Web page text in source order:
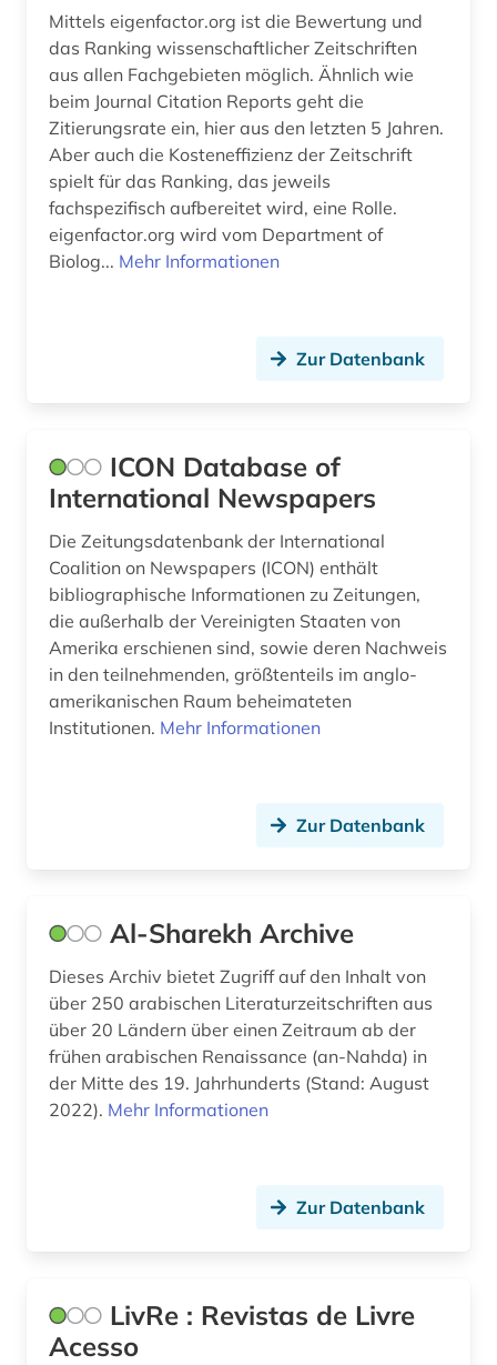
presse (2)
pressestimme (1)
primärquelle (1)
publikumszeitschrift (1)
publizistik (1)
redaktion (2)
regierung (1)
regionalbibliografie (1)
reiseliteratur (1)
religion (1)
rundfunk (1)
samisdat (1)
schweden (1)
schweiz (2)
singapur (1)
sowjetunion (1)
sozialgeschichte (1)
spanische philologie (1)
Mittels eigenfactor.org ist die Bewertung und
das Ranking wissenschaftlicher Zeitschriften
aus allen Fachgebieten möglich. Ähnlich wie
beim Journal Citation Reports geht die
Zitierungsrate ein, hier aus den letzten 5 Jahren.
Aber auch die Kosteneffizienz der Zeitschrift
spielt für das Ranking, das jeweils
fachspezifisch aufbereitet wird, eine Rolle.
eigenfactor.org wird vom Department of
Biolog... Mehr Informationen
Zur Datenbank
ICON Database of
International Newspapers
Die Zeitungsdatenbank der International
Coalition on Newspapers (ICON) enthält
bibliographische Informationen zu Zeitungen,
die außerhalb der Vereinigten Staaten von
Amerika erschienen sind, sowie deren Nachweis
in den teilnehmenden, größtenteils im anglo-
amerikanischen Raum beheimateten
Institutionen. Mehr Informationen
Zur Datenbank
Al-Sharekh Archive
Dieses Archiv bietet Zugriff auf den Inhalt von
über 250 arabischen Literaturzeitschriften aus
über 20 Ländern über einen Zeitraum ab der
frühen arabischen Renaissance (an-Nahda) in
der Mitte des 19. Jahrhunderts (Stand: August
2022). Mehr Informationen
Zur Datenbank
LivRe : Revistas de Livre
Acesso